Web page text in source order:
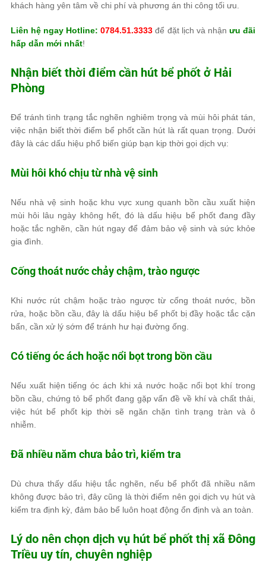
khách hàng yên tâm về chi phí và phương án thi công tối ưu.
Liên hệ ngay Hotline:0784.51.3333 để đặt lịch và nhận ưu đãi
hấp dẫn mới nhất!
Nhận biết thời điểm cần hút bể phốt ở Hải
Phòng
Để tránh tình trạng tắc nghẽn nghiêm trọng và mùi hôi phát tán,
việc nhận biết thời điểm bể phốt cần hút là rất quan trọng. Dưới
đây là các dấu hiệu phổ biến giúp bạn kịp thời gọi dịch vụ:
Mùi hôi khó chịu từ nhà vệ sinh
Nếu nhà vệ sinh hoặc khu vực xung quanh bồn cầu xuất hiện
mùi hôi lâu ngày không hết, đó là dấu hiệu bể phốt đang đầy
hoặc tắc nghẽn, cần hút ngay để đảm bảo vệ sinh và sức khỏe
gia đình.
Cống thoát nước chảy chậm, trào ngược
Khi nước rút chậm hoặc trào ngược từ cống thoát nước, bồn
rửa, hoặc bồn cầu, đây là dấu hiệu bể phốt bị đầy hoặc tắc cặn
bẩn, cần xử lý sớm để tránh hư hại đường ống.
Có tiếng óc ách hoặc nổi bọt trong bồn cầu
Nếu xuất hiện tiếng óc ách khi xả nước hoặc nổi bọt khí trong
bồn cầu, chứng tỏ bể phốt đang gặp vấn đề về khí và chất thải,
việc hút bể phốt kịp thời sẽ ngăn chặn tình trạng tràn và ô
nhiễm.
Đã nhiều năm chưa bảo trì, kiểm tra
Dù chưa thấy dấu hiệu tắc nghẽn, nếu bể phốt đã nhiều năm
không được bảo trì, đây cũng là thời điểm nên gọi dịch vụ hút và
kiểm tra định kỳ, đảm bảo bể luôn hoạt động ổn định và an toàn.
Lý do nên chọn dịch vụ hút bể phốt thị xã Đông
Triều uy tín, chuyên nghiệp